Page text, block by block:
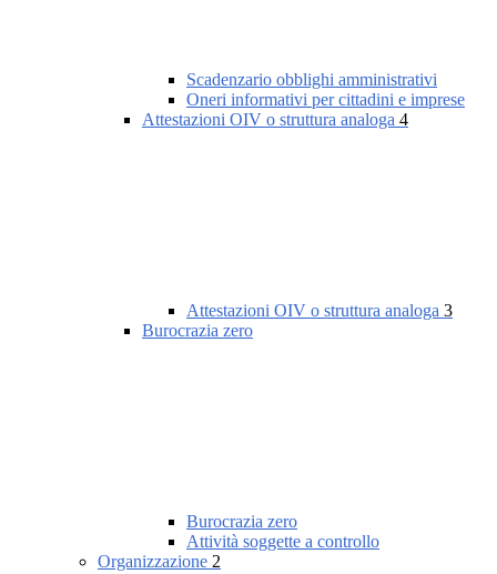
Scadenzario obblighi amministrativi
Oneri informativi per cittadini e imprese
Attestazioni OIV o struttura analoga 4
Attestazioni OIV o struttura analoga 3
Burocrazia zero
Burocrazia zero
Attività soggette a controllo
Organizzazione 2